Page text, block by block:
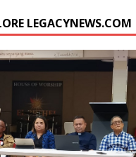
LEGACYNEWS.COM